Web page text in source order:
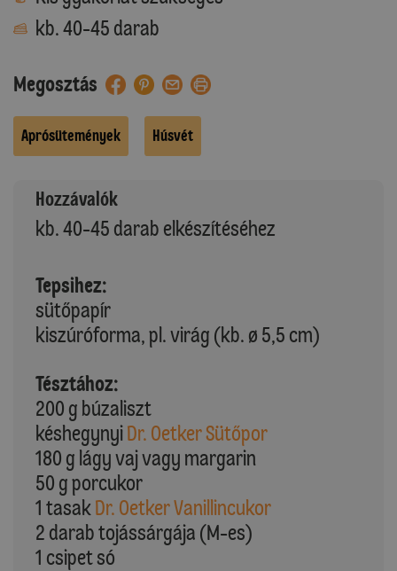
kb. 40-45 darab
Megosztás
Aprósütemények Húsvét
Hozzávalók
kb. 40-45 darab elkészítéséhez
Tepsihez:
sütőpapír
kiszúróforma, pl. virág (kb. ø 5,5 cm)
Tésztához:
200 g búzaliszt
késhegynyiDr. Oetker Sütőpor
180 g lágy vaj vagy margarin
50 g porcukor
1 tasak Dr. Oetker Vanillincukor
2 darab tojássárgája (M-es)
1 csipet só